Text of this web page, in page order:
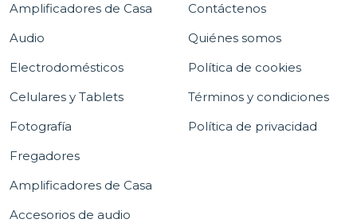
Amplificadores de Casa
Audio
Electrodomésticos
Celulares y Tablets
Fotografía
Fregadores
Amplificadores de Casa
Accesorios de audio
Contáctenos
Quiénes somos
Política de cookies
Términos y condiciones
Política de privacidad